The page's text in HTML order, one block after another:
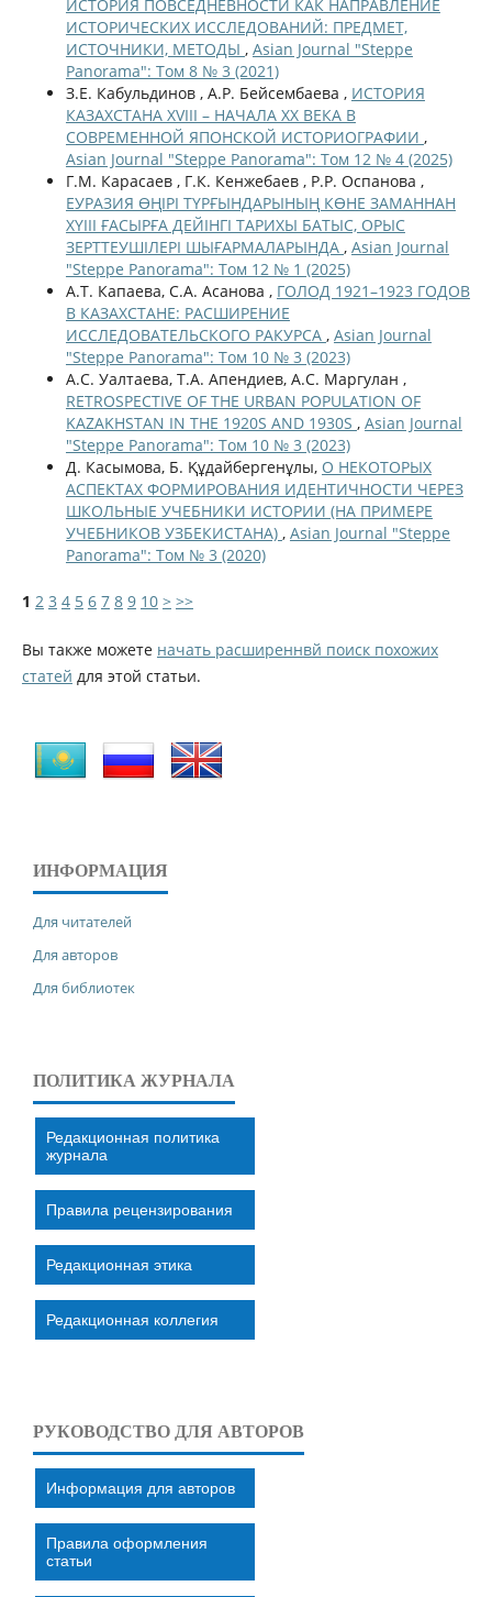
ИСТОРИЯ ПОВСЕДНЕВНОСТИ КАК НАПРАВЛЕНИЕ
ИСТОРИЧЕСКИХ ИССЛЕДОВАНИЙ: ПРЕДМЕТ,
ИСТОЧНИКИ, МЕТОДЫ , Asian Journal "Steppe
Panorama": Том 8 № 3 (2021)
З.Е. Кабульдинов , А.Р. Бейсембаева , ИСТОРИЯ
КАЗАХСТАНА XVIII – НАЧАЛА ХХ ВЕКА В
СОВРЕМЕННОЙ ЯПОНСКОЙ ИСТОРИОГРАФИИ ,
Asian Journal "Steppe Panorama": Том 12 № 4 (2025)
Г.М. Карасаев , Г.К. Кенжебаев , Р.Р. Оспанова ,
ЕУРАЗИЯ ӨҢІРІ ТҮРҒЫНДАРЫНЫҢ КӨНЕ ЗАМАННАН
ХҮІІІ ҒАСЫРҒА ДЕЙІНГІ ТАРИХЫ БАТЫС, ОРЫС
ЗЕРТТЕУШІЛЕРІ ШЫҒАРМАЛАРЫНДА , Asian Journal
"Steppe Panorama": Том 12 № 1 (2025)
А.Т. Капаева, С.А. Асанова , ГОЛОД 1921–1923 ГОДОВ
В КАЗАХСТАНЕ: РАСШИРЕНИЕ
ИССЛЕДОВАТЕЛЬСКОГО РАКУРСА , Asian Journal
"Steppe Panorama": Том 10 № 3 (2023)
А.С. Уалтаева, Т.А. Апендиев, А.С. Маргулан ,
RETROSPECTIVE OF THE URBAN POPULATION OF
KAZAKHSTAN IN THE 1920S AND 1930S , Asian Journal
"Steppe Panorama": Том 10 № 3 (2023)
Д. Касымова, Б. Құдайбергенұлы, О НЕКОТОРЫХ
АСПЕКТАХ ФОРМИРОВАНИЯ ИДЕНТИЧНОСТИ ЧЕРЕЗ
ШКОЛЬНЫЕ УЧЕБНИКИ ИСТОРИИ (НА ПРИМЕРЕ
УЧЕБНИКОВ УЗБЕКИСТАНА) , Asian Journal "Steppe
Panorama": Том № 3 (2020)
1 2 3 4 5 6 7 8 9 10 > >>
Вы также можете начать расширеннвй поиск похожих
статей для этой статьи.
ИНФОРМАЦИЯ
Для читателей
Для авторов
Для библиотек
ПОЛИТИКА ЖУРНАЛА
Редакционная политика
журнала
Правила рецензирования
Редакционная этика
Редакционная коллегия
РУКОВОДСТВО ДЛЯ АВТОРОВ
Информация для авторов
Правила оформления
статьи